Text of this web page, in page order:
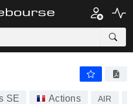
SE Actions AIR